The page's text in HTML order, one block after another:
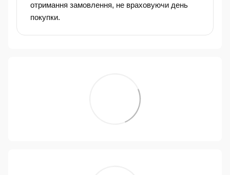
отримання замовлення, не враховуючи день
покупки.